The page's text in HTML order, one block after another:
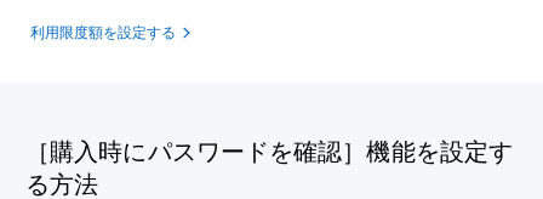
利用限度額を設定する
［購入時にパスワードを確認］機能を設定す
る方法